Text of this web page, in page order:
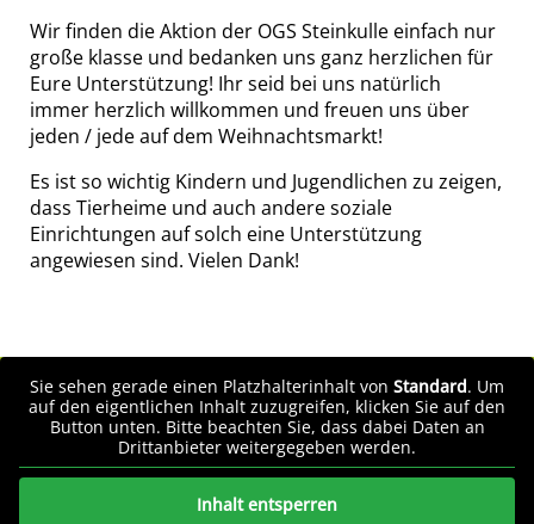
Wir finden die Aktion der OGS Steinkulle einfach nur
große klasse und bedanken uns ganz herzlichen für
Eure Unterstützung! Ihr seid bei uns natürlich
immer herzlich willkommen und freuen uns über
jeden / jede auf dem Weihnachtsmarkt!
Es ist so wichtig Kindern und Jugendlichen zu zeigen,
dass Tierheime und auch andere soziale
Einrichtungen auf solch eine Unterstützung
angewiesen sind. Vielen Dank!
Sie sehen gerade einen Platzhalterinhalt von Standard. Um
auf den eigentlichen Inhalt zuzugreifen, klicken Sie auf den
Button unten. Bitte beachten Sie, dass dabei Daten an
Drittanbieter weitergegeben werden.
Inhalt entsperren